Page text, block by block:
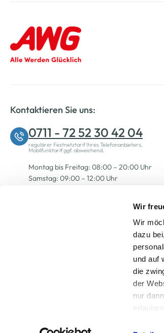
Wir
Wir
dazu
und auf
die
der
nur
Kontaktieren Sie uns:
0711 - 72 52 30 42 04
regulärer Festnetztarif Ihres Telefonanbieters,
Mobilfunktarif ggf. abweichend.
Montag bis Freitag: 08:00 – 20:00 Uhr
Samstag: 09:00 – 12:00 Uhr